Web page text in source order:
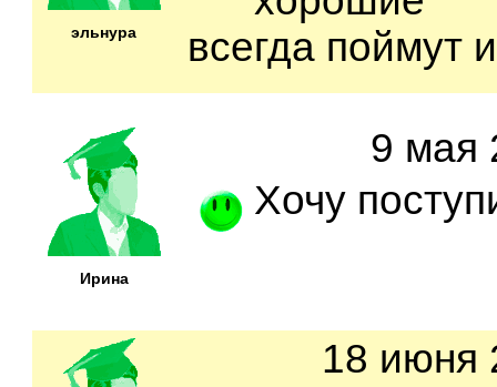
эльнура
всегда поймут
Ирина
9 мая
Хочу
18 июня